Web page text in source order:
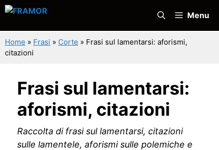
Vai
contenuto
Menu
Home » Frasi » Corte » Frasi sul lamentarsi: aforismi,
citazioni
Frasi sul lamentarsi:
aforismi, citazioni
Raccolta di frasi sul lamentarsi, citazioni
sulle lamentele, aforismi sulle polemiche e